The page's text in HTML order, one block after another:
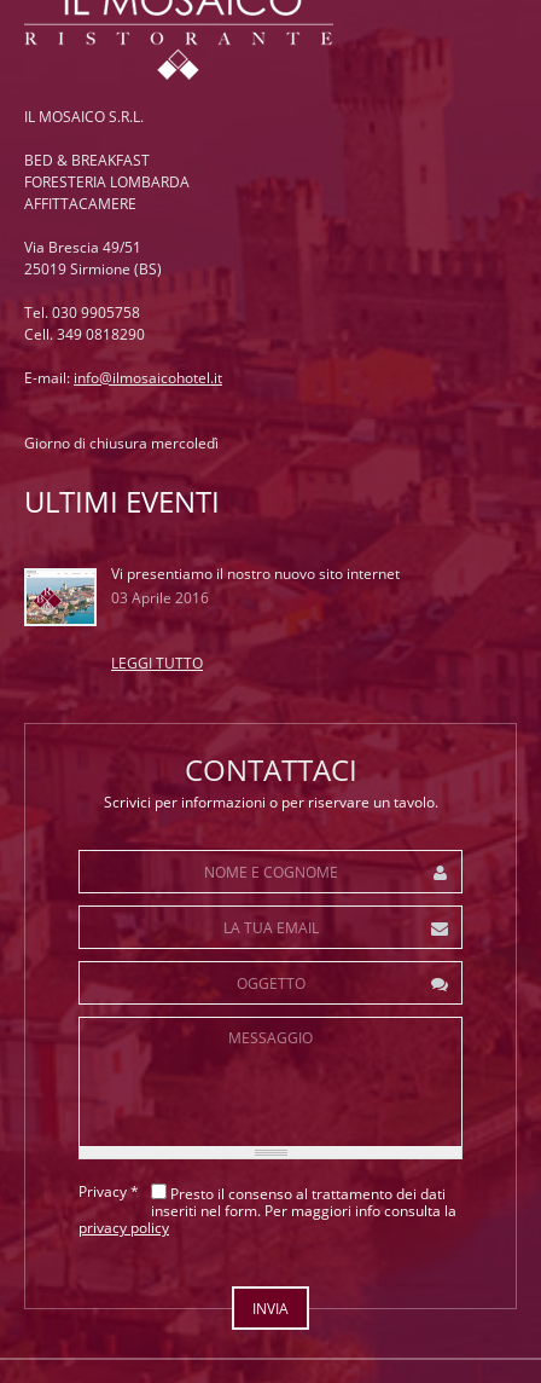
IL MOSAICO S.R.L.
BED & BREAKFAST
FORESTERIA LOMBARDA
AFFITTACAMERE
Via Brescia 49/51
25019 Sirmione (BS)
Tel. 030 9905758
Cell. 349 0818290
E-mail: info@ilmosaicohotel.it
Giorno di chiusura mercoledì
ULTIMI EVENTI
Vi presentiamo il nostro nuovo sito internet
03 Aprile 2016
LEGGI TUTTO
CONTATTACI
Scrivici per informazioni o per riservare un tavolo.
Nome e Cognome*
La tua Email*
Oggetto
Messaggio
Privacy*
Presto il consenso al trattamento dei dati
inseriti nel form. Per maggiori info consulta la
privacy policy